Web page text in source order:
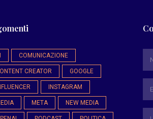
COMUNICAZIONE
CREATOR GOOGLE
INSTAGRAM
META NEW MEDIA